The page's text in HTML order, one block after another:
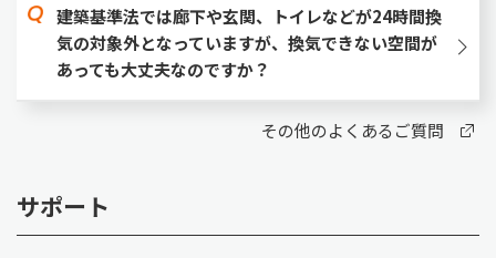
建築基準法では廊下や玄関、トイレなどが24時間換
気の対象外となっていますが、換気できない空間が
あっても大丈夫なのですか？
その他のよくあるご質問
サポート